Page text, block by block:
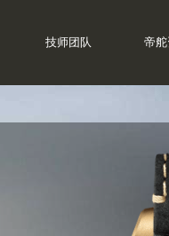
技师团队 帝